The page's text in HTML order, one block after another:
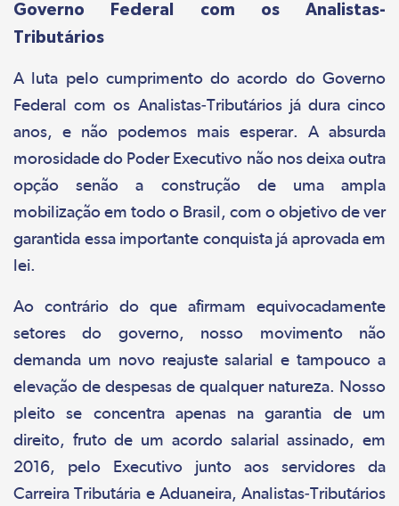
Governo Federal com os Analistas-
Tributários
A luta pelo cumprimento do acordo do Governo
Federal com os Analistas-Tributários já dura cinco
anos, e não podemos mais esperar. A absurda
morosidade do Poder Executivo não nos deixa outra
opção senão a construção de uma ampla
mobilização em todo o Brasil, com o objetivo de ver
garantida essa importante conquista já aprovada em
lei.
Ao contrário do que afirmam equivocadamente
setores do governo, nosso movimento não
demanda um novo reajuste salarial e tampouco a
elevação de despesas de qualquer natureza. Nosso
pleito se concentra apenas na garantia de um
direito, fruto de um acordo salarial assinado, em
2016, pelo Executivo junto aos servidores da
Carreira Tributária e Aduaneira, Analistas-Tributários